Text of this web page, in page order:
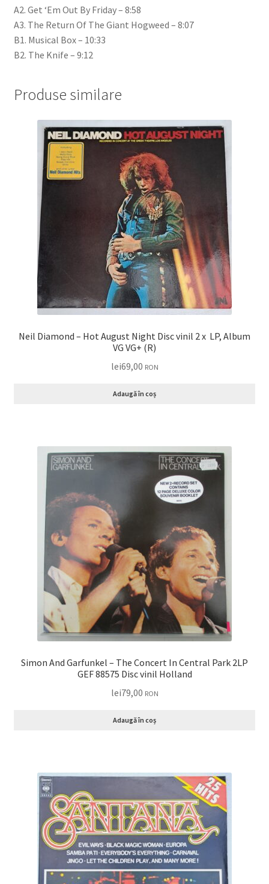
A2. Get ‘Em Out By Friday – 8:58
A3. The Return Of The Giant Hogweed – 8:07
B1. Musical Box – 10:33
B2. The Knife – 9:12
Produse similare
Neil Diamond – Hot August Night Disc vinil 2 x LP, Album
VG VG+ (R)
lei69,00 RON
Adaugă în coș
Simon And Garfunkel – The Concert In Central Park 2LP
GEF 88575 Disc vinil Holland
lei79,00 RON
Adaugă în coș